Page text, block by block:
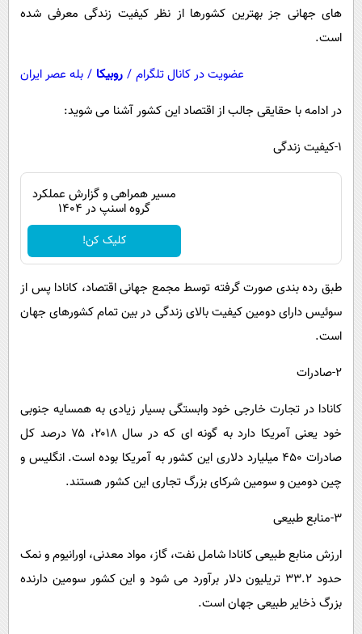
سیاست خارجی
های جهانی جز بهترین کشورها از نظر کیفیت زندگی معرفی شده
است.
عضویت در کانال تلگرام / روبیکا / بله عصر ایران
در ادامه با حقایقی جالب از اقتصاد این کشور آشنا می شوید:
۱-کیفیت زندگی
مسیر همراهی و گزارش عملکرد
گروه اسنپ در ۱۴۰۴
کلیک کن!
طبق رده بندی صورت گرفته توسط مجمع جهانی اقتصاد، کانادا پس از
سوئیس دارای دومین کیفیت بالای زندگی در بین تمام کشورهای جهان
است.
۲-صادرات
کانادا در تجارت خارجی خود وابستگی بسیار زیادی به همسایه جنوبی
خود یعنی آمریکا دارد به گونه ای که در سال ۲۰۱۸، ۷۵ درصد کل
صادرات ۴۵۰ میلیارد دلاری این کشور به آمریکا بوده است. انگلیس و
چین دومین و سومین شرکای بزرگ تجاری این کشور هستند.
۳-منابع طبیعی
ارزش منابع طبیعی کانادا شامل نفت، گاز، مواد معدنی، اورانیوم و نمک
حدود ۳۳.۲ تریلیون دلار برآورد می شود و این کشور سومین دارنده
بزرگ ذخایر طبیعی جهان است.